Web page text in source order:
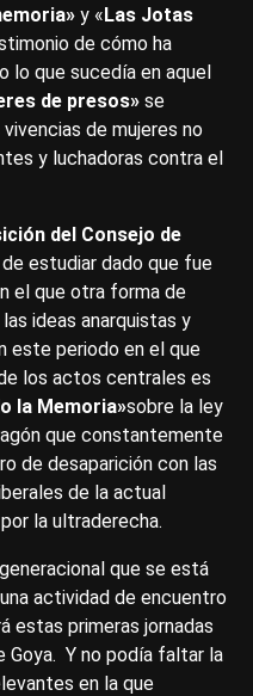
y «Las Jotas
de cómo ha
lo que sucedía en aquel
de presos» se
de mujeres no
y luchadoras contra el
del Consejo de
estudiar dado que fue
el que otra forma de
ideas anarquistas y
este periodo en el que
los actos centrales es
la Memoria»sobre la ley
que constantemente
de desaparición con las
de la actual
la ultraderecha.
que se está
actividad de encuentro
estas primeras jornadas
Goya. Y no podía faltar la
en la que